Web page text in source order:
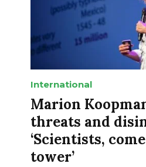
International
Marion
threats and
‘Scientists,
tower’